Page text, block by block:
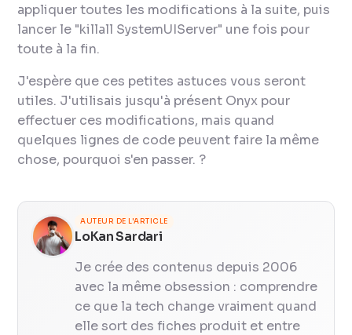
appliquer toutes les modifications à la suite, puis
lancer le "killall SystemUIServer" une fois pour
toute à la fin.
J'espère que ces petites astuces vous seront
utiles. J'utilisais jusqu'à présent Onyx pour
effectuer ces modifications, mais quand
quelques lignes de code peuvent faire la même
chose, pourquoi s'en passer. ?
AUTEUR DE L'ARTICLE
LoKan Sardari
Je crée des contenus depuis 2006
avec la même obsession : comprendre
ce que la tech change vraiment quand
elle sort des fiches produit et entre